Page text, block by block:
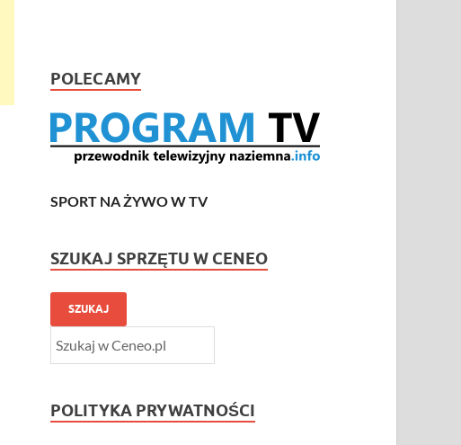
POLECAMY
SPORT NA ŻYWO W TV
SZUKAJ SPRZĘTU W CENEO
SZUKAJ
POLITYKA PRYWATNOŚCI